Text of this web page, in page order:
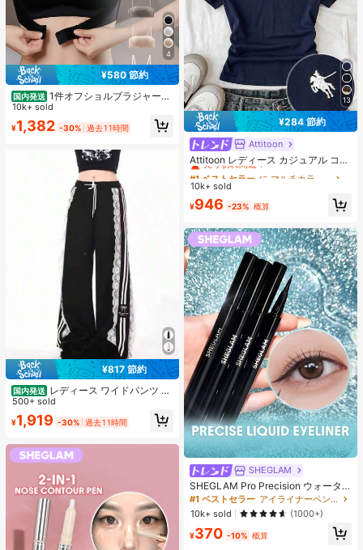
4
¥580 節約
国内発送 1件オフショルブラジャー、
小胸用アップチューブトップ、 オフ
ショルインナー 、脇高 谷間メイク下
着、A/Bカップノンワイヤーぶらジ
10k+ sold
¥1,382 -30% 過去11時間
¥817 節約
国内発送 レディース ワイドパンツ 夏
アメリカンレトロ レース デザインパ
ンツ ストレート ルーズ フィット ハ
イウエスト 華やか 高見え お出かけ
500+ sold
¥1,919 -30% 過去11時間
13
¥284 節約
Attitoon
Attitoon レディース カジュアル コン
トラストカラー ポロカラー 半袖Tシ
ャツ、デイリーウェア
#1 ベストセラー
売り切れ間近！
#1 ベストセラー
売り切れ間近！
#1 ベストセラー
売り切れ間近！
#1 ベストセラー
10k+ sold
¥946 -23% 概算
SHEGLAM
SHEGLAM Pro Precision ウォータ
ープルーフリキッドアイライナー-Bl
ack 女性と女の子のためのブランド
ビューティーコスメメイクアップ
#1 ベストセラー
アイライナーペンシル アイライナー
10k+ sold
(1000+)
¥370 -10% 概算